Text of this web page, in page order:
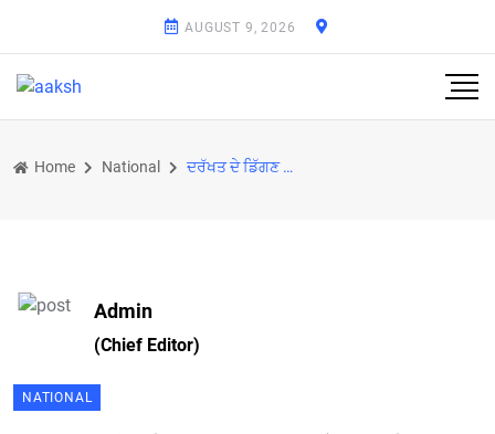
AUGUST 9, 2026
Home National ਦਰੱਖਤ ਦੇ ਡਿੱਗਣ ਕਾਰਨ ਹੋਈ ਬਿਹਾਰ ਵਿਚ ਪੰਜ ਵਿਅਕਤੀਆਂ ਦੀ ਮੌਤ
Admin
(Chief Editor)
NATIONAL